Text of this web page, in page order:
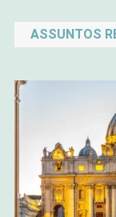
de
Post
ASSUNTOS